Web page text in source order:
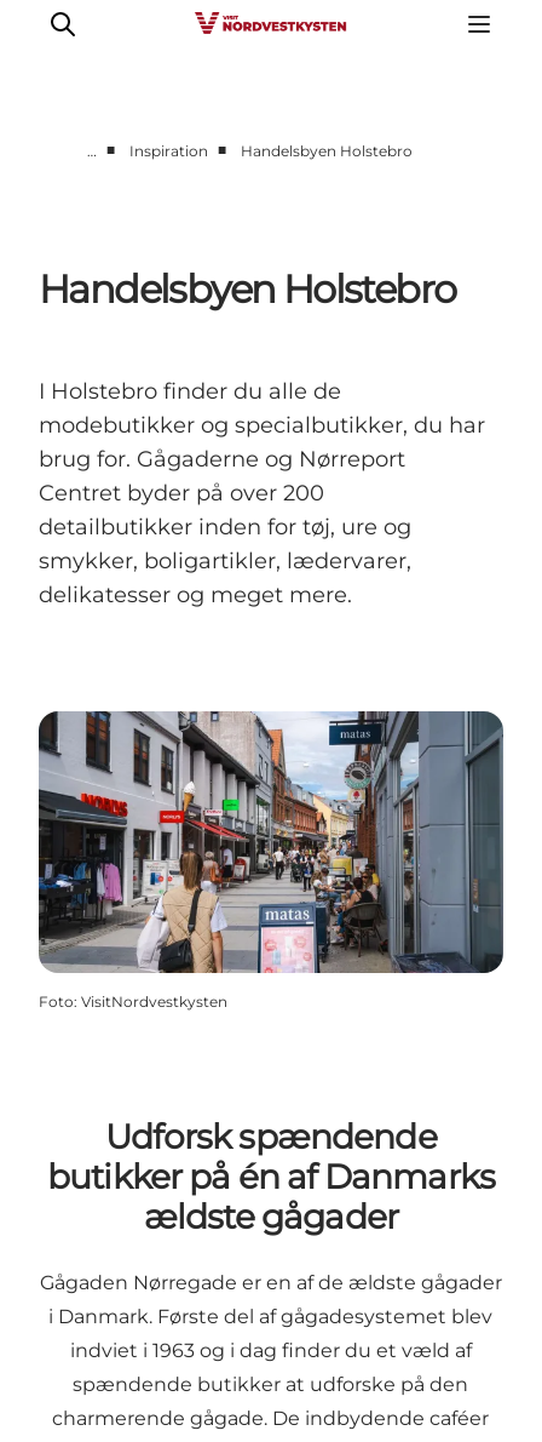
Handicapvenlig ferie
Events
Planlæg din ferie
… ■ Inspiration ■ Handelsbyen Holstebro
Handelsbyen Holstebro
I Holstebro finder du alle de
modebutikker og specialbutikker, du har
brug for. Gågaderne og Nørreport
Centret byder på over 200
detailbutikker inden for tøj, ure og
smykker, boligartikler, lædervarer,
delikatesser og meget mere.
Foto: VisitNordvestkysten
Udforsk spændende
butikker på én af Danmarks
ældste gågader
Gågaden Nørregade er en af de ældste gågader
i Danmark. Første del af gågadesystemet blev
indviet i 1963 og i dag finder du et væld af
spændende butikker at udforske på den
charmerende gågade. De indbydendecaféer